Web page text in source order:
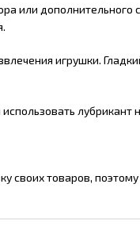
или
игрушки.
лубрикант
своих товаров,